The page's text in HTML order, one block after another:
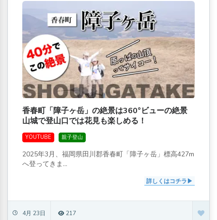
香春町「障子ヶ岳」の絶景は360°ビューの絶景
山城で登山口では花見も楽しめる！
YOUTUBE 親子登山
2025年3月、福岡県田川郡香春町「障子ヶ岳」標高427m
へ登ってきま...
詳しくはコチラ
4月 23日 217